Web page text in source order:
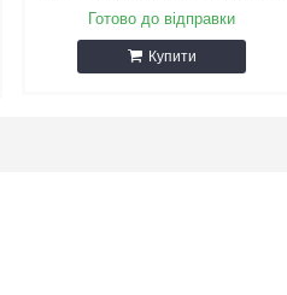
Готово до відправки
Купити